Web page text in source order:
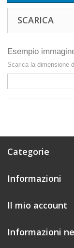
SCARICA
Esempio
Scarica la dimensione
Categorie
Informazioni
Il mio account
Informazioni